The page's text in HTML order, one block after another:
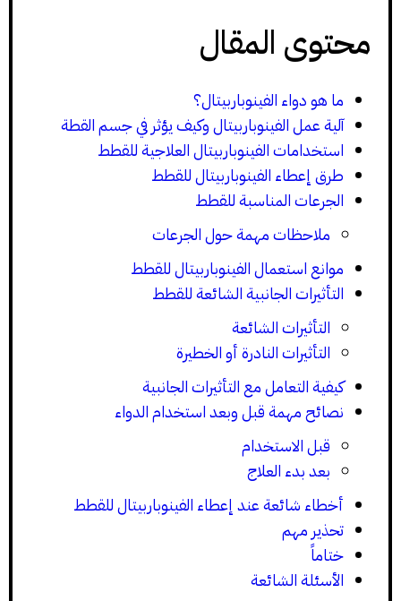
محتوى المقال
ما هو دواء الفينوباربيتال؟
آلية عمل الفينوباربيتال وكيف يؤثر في جسم القطة
استخدامات الفينوباربيتال العلاجية للقطط
طرق إعطاء الفينوباربيتال للقطط
الجرعات المناسبة للقطط
ملاحظات مهمة حول الجرعات
موانع استعمال الفينوباربيتال للقطط
التأثيرات الجانبية الشائعة للقطط
التأثيرات الشائعة
التأثيرات النادرة أو الخطيرة
كيفية التعامل مع التأثيرات الجانبية
نصائح مهمة قبل وبعد استخدام الدواء
قبل الاستخدام
بعد بدء العلاج
أخطاء شائعة عند إعطاء الفينوباربيتال للقطط
تحذير مهم
ختاماً
الأسئلة الشائعة